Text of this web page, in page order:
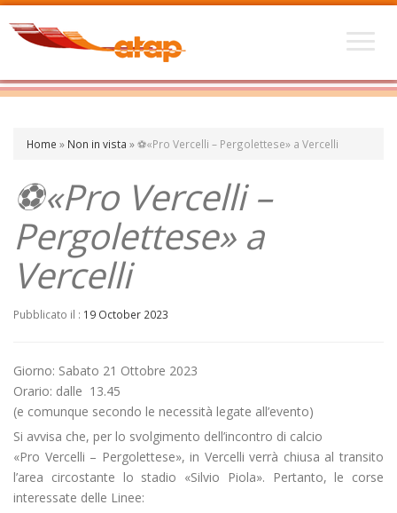
Home » Non in vista »⚽«Pro Vercelli – Pergolettese» a Vercelli
⚽«Pro Vercelli –
Pergolettese» a
Vercelli
Pubblicato il : 19 October 2023
Giorno: Sabato 21 Ottobre 2023
Orario: dalle 13.45
(e comunque secondo le necessità legate all’evento)
Si avvisa che, per lo svolgimento dell’incontro di calcio
«Pro Vercelli – Pergolettese», in Vercelli verrà chiusa al transito
l’area circostante lo stadio «Silvio Piola». Pertanto, le corse
interessate delle Linee: